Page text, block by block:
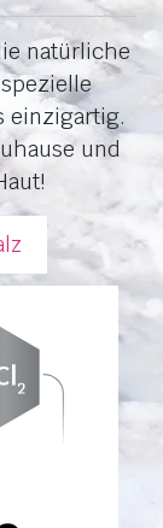
natürliche
einzigartig.
und